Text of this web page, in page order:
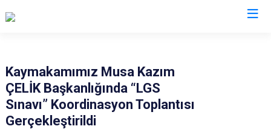
Akseki
Alanya
Korkuteli
Kumluca
Kaymakamımız Musa Kazım
ÇELİK Başkanlığında “LGS
Sınavı” Koordinasyon Toplantısı
Gerçekleştirildi